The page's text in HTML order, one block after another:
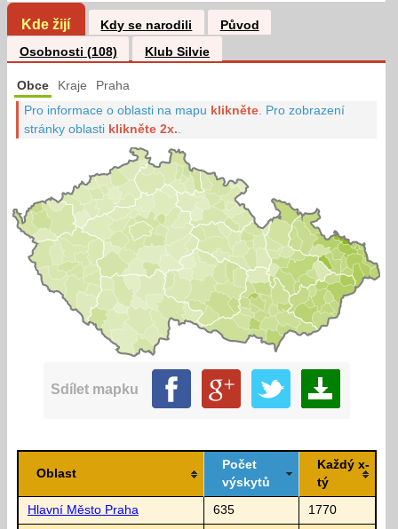
Kde žijí Kdy se narodili
Původ
Osobnosti (108)
Klub Silvie
Obce Kraje Praha
Pro informace o oblasti na mapu klikněte Pro zobrazení
stránky oblasti klikněte 2x.
Sdílet mapku
Oblast
Počet
výskytů
Každý x-
tý
Hlavní Město Praha 635 1770